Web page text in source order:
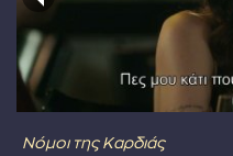
Νόμοι της Καρδιάς